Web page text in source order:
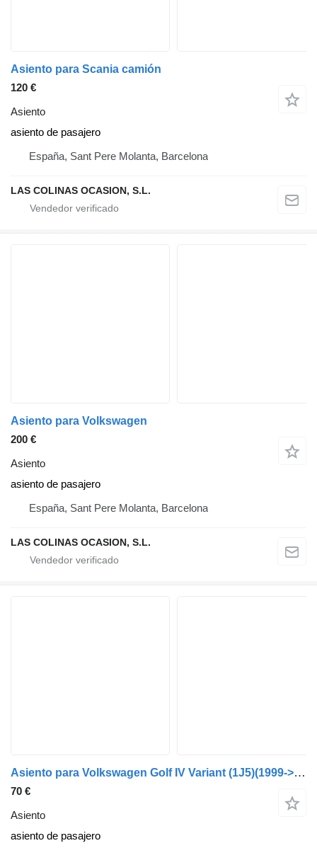
Asiento para Scania camión
120 €
Asiento
asiento de pasajero
España, Sant Pere Molanta, Barcelona
LAS COLINAS OCASION, S.L.
Asiento para Volkswagen
200 €
Asiento
asiento de pasajero
España, Sant Pere Molanta, Barcelona
LAS COLINAS OCASION, S.L.
Asiento para Volkswagen Golf IV Variant (1J5)(1999->) coche
70 €
Asiento
asiento de pasajero